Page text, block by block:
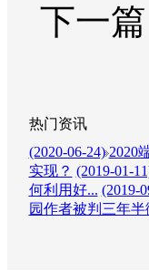
下一篇
热门资讯
(2020-06-24) 2020
实现？ (2019-01-
何利用好... (2019-
园作者被判三年